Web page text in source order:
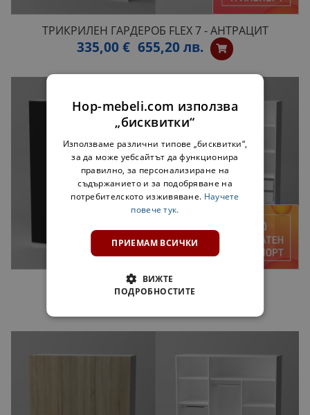
ТРИКРИЛЕН ГАРДЕРОБ FLEX 7 - АНТРАЦИТ
335,00 € 655,20 лв.
ТРИКРИЛЕН ГАРДЕРОБ FLEX 7 - ЧЕРНО
335,00 €
Hop-mebeli.com използва
„бисквитки“
Използваме различни типове „бисквитки“,
за да може уебсайтът да функционира
правилно, за персонализиране на
съдържанието и за подобряване на
потребителското изживяване. Научете
повече тук.
ПРИЕМАМ ВСИЧКИ
ВИЖТЕ
ПОДРОБНОСТИТЕ